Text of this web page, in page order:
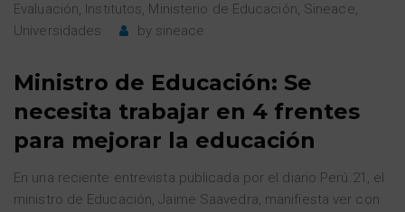
Evaluación, Institutos, Ministerio de Educación, Sineace,
Universidades
by sineace
Ministro de Educación: Se
necesita trabajar en 4 frentes
para mejorar la educación
En una reciente entrevista publicada por el diario Perú.21, el
ministro de Educación, Jaime Saavedra, manifiesta ver con